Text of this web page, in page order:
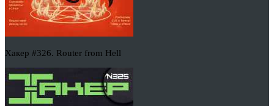
Хакер #326. Router from Hell